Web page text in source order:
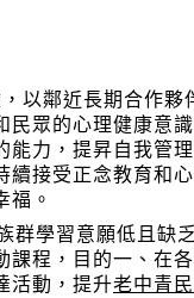
以鄰近長期合作
眾的心理健康意
力，提昇自我管
接受正念教育和
福。
學習意願低且缺
程，目的一、在
活動，提升老中青